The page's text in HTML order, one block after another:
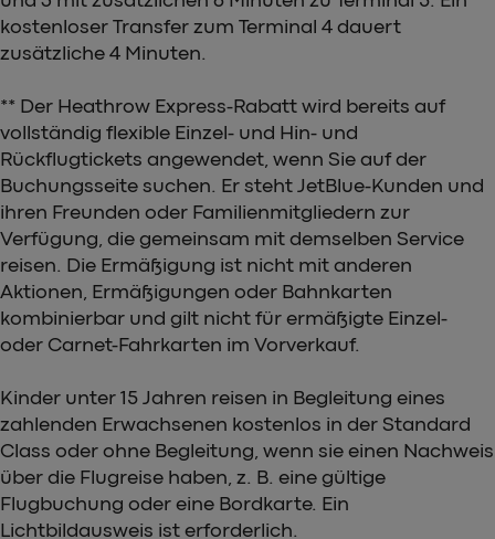
kostenloser Transfer zum Terminal 4 dauert
zusätzliche 4 Minuten.
** Der Heathrow Express-Rabatt wird bereits auf
vollständig flexible Einzel- und Hin- und
Rückflugtickets angewendet, wenn Sie auf der
Buchungsseite suchen. Er steht JetBlue-Kunden und
ihren Freunden oder Familienmitgliedern zur
Verfügung, die gemeinsam mit demselben Service
reisen. Die Ermäßigung ist nicht mit anderen
Aktionen, Ermäßigungen oder Bahnkarten
kombinierbar und gilt nicht für ermäßigte Einzel-
oder Carnet-Fahrkarten im Vorverkauf.
Kinder unter 15 Jahren reisen in Begleitung eines
zahlenden Erwachsenen kostenlos in der Standard
Class oder ohne Begleitung, wenn sie einen Nachweis
über die Flugreise haben, z. B. eine gültige
Flugbuchung oder eine Bordkarte. Ein
Lichtbildausweis ist erforderlich.